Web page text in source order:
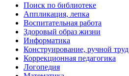
Поиск по библиотеке
Аппликация, лепка
Воспитательная работа
Здоровый образ жизни
Информатика
Конструирование, ручной труд
Коррекционная педагогика
Логопедия